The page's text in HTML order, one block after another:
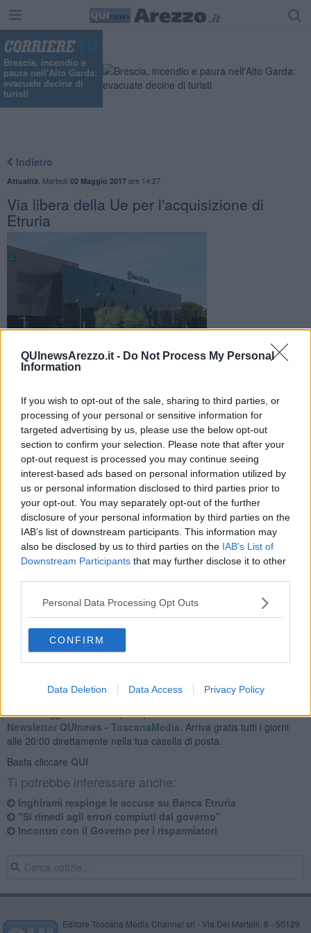
QUInewsArezzo.it - Do Not Process My Personal
Information
If you wish to opt-out of the sale, sharing to third parties, or
processing of your personal or sensitive information for
targeted advertising by us, please use the below opt-out
section to confirm your selection. Please note that after your
opt-out request is processed you may continue seeing
interest-based ads based on personal information utilized by
us or personal information disclosed to third parties prior to
your opt-out. You may separately opt-out of the further
disclosure of your personal information by third parties on the
IAB’s list of downstream participants. This information may
also be disclosed by us to third parties on the IAB’s List of
Downstream Participants that may further disclose it to other
Personal Data Processing Opt Outs
CONFIRM
Data Deletion Data Access Privacy Policy
Brescia, incendio e
paura nell'Alto Garda:
evacuate decine di
turisti
Indietro
Attualità Martedì 02 Maggio 2017ore 14:27
Via libera della Ue per l'acquisizione di
Etruria
La Commissione europea ha approvato la vendita delle tre
Etruria
È ufficiale, la Commissione europea ha approvato
l’acquisizionedelle tre good bank: Banca Marche, Nuova
EtruriaeCariChieti.
Si trattava dell'ultimo step da superare prima della fusione.
positivamente l'acquisizione poiché
il processo per la vendita delle tre "banche ponte" era aperta e
competitiva, e ha selezionato la migliore offerta disponibile».
Se vuoi leggere le notizie principali della Toscana iscriviti alla
Newsletter QUInews - ToscanaMedia. Arriva gratis tutti i giorni
alle 20:00 direttamente nella tua casella di posta.
Basta cliccare QUI
Ti potrebbe interessare anche:
Inghirami respinge le accuse su Banca Etruria
"Si rimedi agli errori compiuti dal governo"
Incontro con il Governo per i risparmiatori
Editore Toscana Media Channel srl - Via Dei Martelli, 8 - 50129